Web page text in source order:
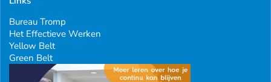
Bureau Tromp
Het Effectieve Werken
Yellow Belt
Green Belt